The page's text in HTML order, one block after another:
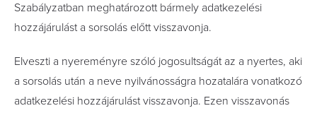
Szabályzatban meghatározott bármely adatkezelési
hozzájárulást a sorsolás előtt visszavonja.
Elveszti a nyereményre szóló jogosultságát az a nyertes, aki
a sorsolás után a neve nyilvánosságra hozatalára vonatkozó
adatkezelési hozzájárulást visszavonja. Ezen visszavonás